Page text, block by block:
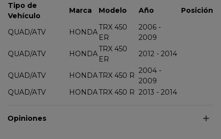
Tipo de
Vehículo
Marca Modelo Año Posición
QUAD/ATV HONDA
TRX 450
ER
2006 -
2009
QUAD/ATV
HONDA
TRX 450
ER
2012 - 2014
QUAD/ATV HONDATRX 450 R
2004 -
2009
QUAD/ATV
HONDATRX 450 R 2013 - 2014
Opiniones